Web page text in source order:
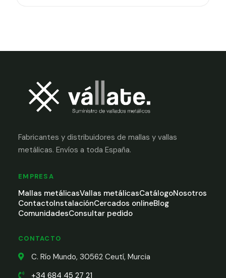
Fabricantes y distribuidores de mallas y vallas
metálicas. Envíos a toda España.
EMPRESA
Mallas metálicasVallas metálicasCatálogoNosotros
ContactoInstalaciónCercados onlineBlog
ComunidadesConsultar pedido
CONTACTO
C. Río Mundo, 30562 Ceutí, Murcia
+34 684 45 27 21